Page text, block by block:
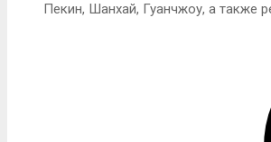
Пекин, Шанхай, Гуанчжоу, а также